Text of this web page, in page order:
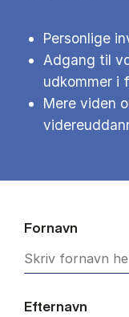
Personlige
Adgang til
udkommer i
Mere viden
Fornavn
Efternavn